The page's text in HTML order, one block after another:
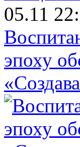
05.11
эпоху